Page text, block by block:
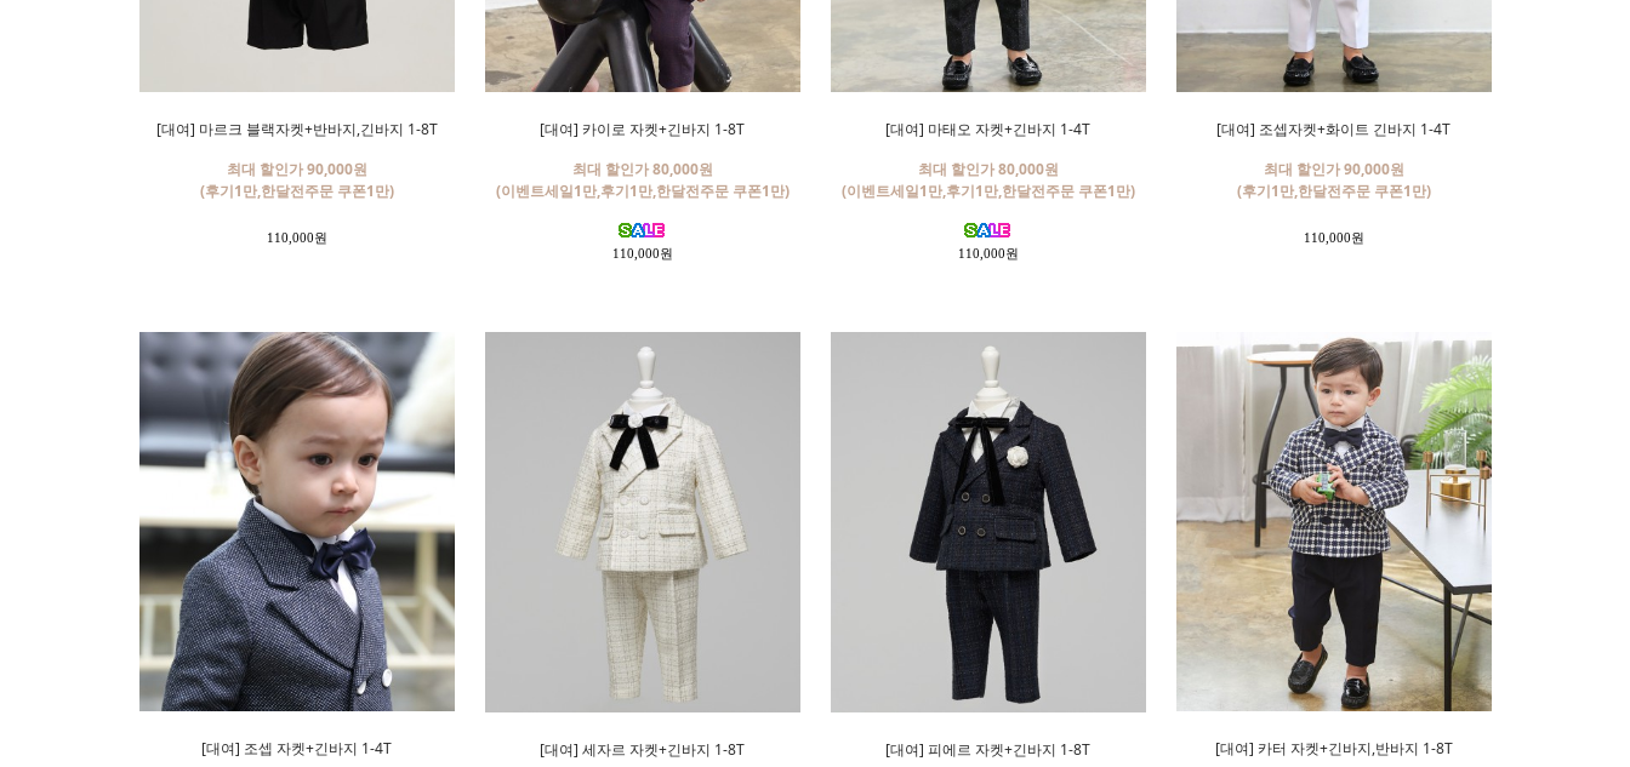
[대여] 마르크 블랙자켓+반바지,긴바지 1-8T
최대 할인가 90,000원
(후기1만,한달전주문 쿠폰1만)
110,000원
[대여] 카이로 자켓+긴바지 1-8T
최대 할인가 80,000원
(이벤트세일1만,후기1만,한달전주문 쿠폰1만)
110,000원
[대여] 마태오 자켓+긴바지 1-4T
최대 할인가 80,000원
(이벤트세일1만,후기1만,한달전주문 쿠폰1만)
110,000원
[대여] 조셉자켓+화이트 긴바지 1-4T
최대 할인가 90,000원
(후기1만,한달전주문 쿠폰1만)
110,000원
[대여] 조셉 자켓+긴바지 1-4T
[대여] 세자르 자켓+긴바지 1-8T
[대여] 피에르 자켓+긴바지 1-8T
[대여] 카터 자켓+긴바지,반바지 1-8T